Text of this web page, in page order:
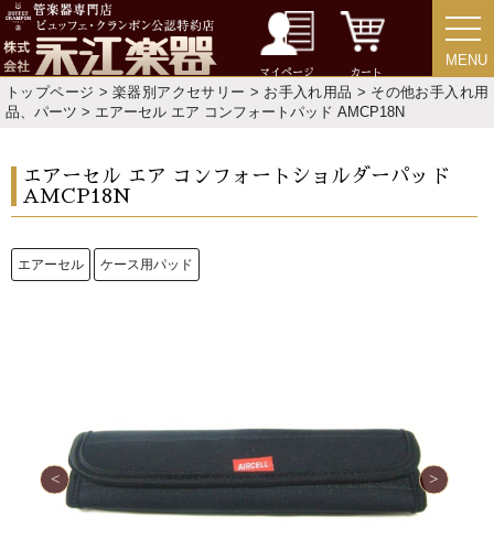
マイページ カート
MENU
MENU
トップページ >楽器別アクセサリー > お手入れ用品 > その他お手入れ用
品、パーツ > エアーセル エア コンフォートパッド AMCP18N
エアーセル エア コンフォートショルダーパッド
AMCP18N
エアーセル ケース用パッド
ご利用ガイド サポート・保証